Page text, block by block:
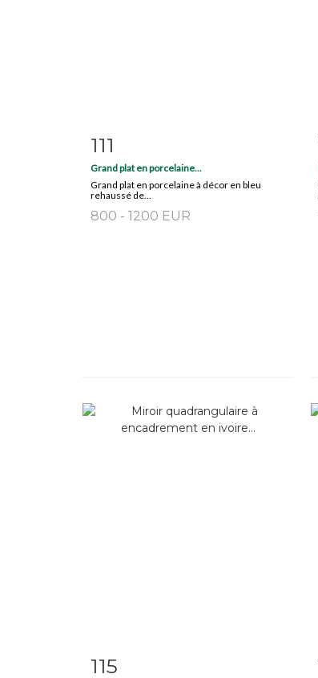
Item detail
111
Grand plat en porcelaine...
Grand plat en porcelaine à décor en bleu
rehaussé de...
800 - 1200 EUR
Item detail
115